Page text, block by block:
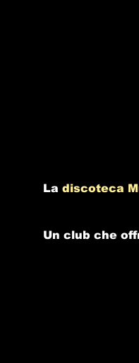
La discoteca
Un club che